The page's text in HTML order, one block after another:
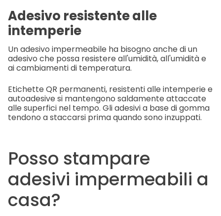
Adesivo resistente alle
intemperie
Un adesivo impermeabile ha bisogno anche di un
adesivo che possa resistere all'umidità, all'umidità e
ai cambiamenti di temperatura.
Etichette QR permanenti, resistenti alle intemperie e
autoadesive si mantengono saldamente attaccate
alle superfici nel tempo. Gli adesivi a base di gomma
tendono a staccarsi prima quando sono inzuppati.
Posso stampare
adesivi impermeabili a
casa?